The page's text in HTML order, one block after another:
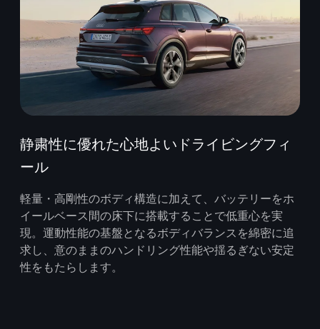
静粛性に優れた心地よいドライビングフィ
ール
軽量・高剛性のボディ構造に加えて、バッテリーをホ
イールベース間の床下に搭載することで低重心を実
現。運動性能の基盤となるボディバランスを綿密に追
求し、意のままのハンドリング性能や揺るぎない安定
性をもたらします。